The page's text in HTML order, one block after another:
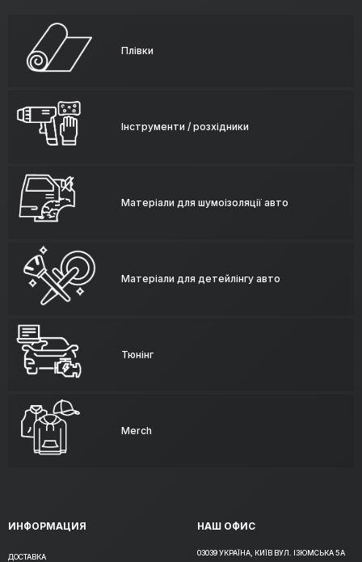
Плівки
Інструменти / розхідники
Матеріали для шумоізоляції авто
Матеріали для детейлінгу авто
Тюнінг
Merch
ИНФОРМАЦИЯ
ДОСТАВКА
НАШ ОФИС
03039 УКРАЇНА, КИЇВ ВУЛ. ІЗЮМСЬКА 5А